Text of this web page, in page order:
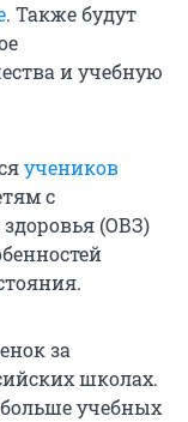
. Также будут
и учебную
учеников
с
(ОВЗ)
за
школах.
учебных